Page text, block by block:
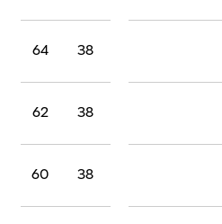
38
64
38
62
38
60